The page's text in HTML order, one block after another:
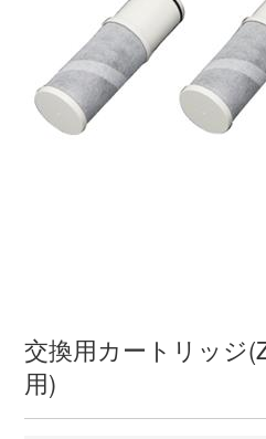
交換用カートリッジ
用)